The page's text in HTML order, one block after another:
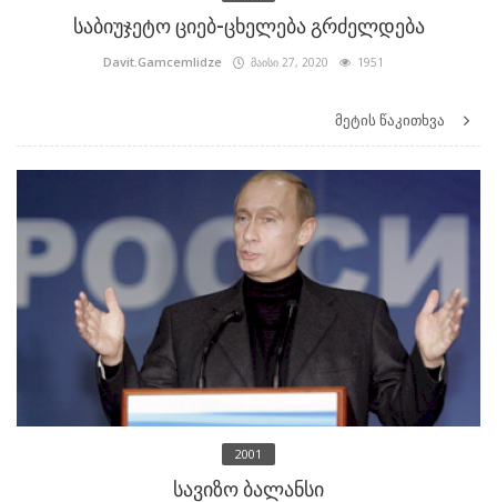
საბიუჯეტო ციებ-ცხელება გრძელდება
Davit.Gamcemlidze მაისი 27, 2020 1951
მეტის წაკითხვა
2001
სავიზო ბალანსი